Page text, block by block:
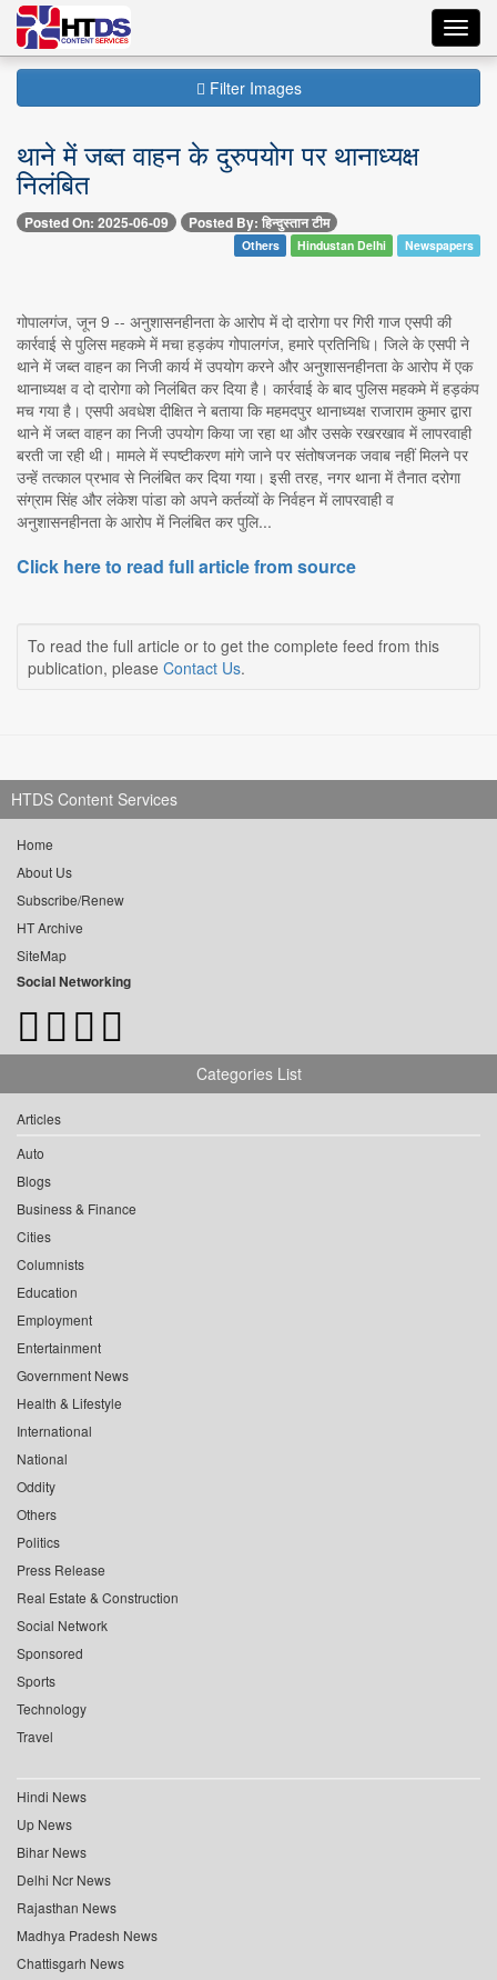
Filter Images
थाने में जब्त वाहन के दुरुपयोग पर थानाध्यक्ष
निलंबित
Posted On: 2025-06-09 Posted By: हिन्दुस्तान टीम
Others Hindustan Delhi Newspapers
गोपालगंज, जून 9 -- अनुशासनहीनता के आरोप में दो दारोगा पर गिरी गाज एसपी की
कार्रवाई से पुलिस महकमे में मचा हड़कंप गोपालगंज, हमारे प्रतिनिधि। जिले के एसपी ने
थाने में जब्त वाहन का निजी कार्य में उपयोग करने और अनुशासनहीनता के आरोप में एक
थानाध्यक्ष व दो दारोगा को निलंबित कर दिया है। कार्रवाई के बाद पुलिस महकमे में हड़कंप
मच गया है। एसपी अवधेश दीक्षित ने बताया कि महमदपुर थानाध्यक्ष राजाराम कुमार द्वारा
थाने में जब्त वाहन का निजी उपयोग किया जा रहा था और उसके रखरखाव में लापरवाही
बरती जा रही थी। मामले में स्पष्टीकरण मांगे जाने पर संतोषजनक जवाब नहीं मिलने पर
उन्हें तत्काल प्रभाव से निलंबित कर दिया गया। इसी तरह, नगर थाना में तैनात दरोगा
संग्राम सिंह और लंकेश पांडा को अपने कर्तव्यों के निर्वहन में लापरवाही व
अनुशासनहीनता के आरोप में निलंबित कर पुलि...
Click here to read full article from source
To read the full article or to get the complete feed from this
publication, please Contact Us.
HTDS Content Services
Home
About Us
Subscribe/Renew
HT Archive
SiteMap
Social Networking
Categories List
Articles
Auto
Blogs
Business & Finance
Cities
Columnists
Education
Employment
Entertainment
Government News
Health & Lifestyle
International
National
Oddity
Others
Politics
Press Release
Real Estate & Construction
Social Network
Sponsored
Sports
Technology
Travel
Hindi News
Up News
Bihar News
Delhi Ncr News
Rajasthan News
Madhya Pradesh News
Chattisgarh News